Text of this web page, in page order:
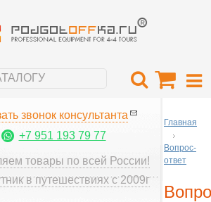
звонок консультанта
+7 951 193 79 77
товары по всей России!
в путешествиях с 2009г
Главная
Вопрос-
ответ